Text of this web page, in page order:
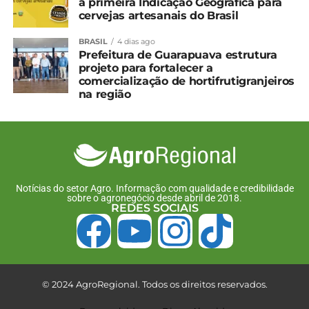
11 de fevereiro, 2025
Em "Paraná"
14 de dezembro, 2024
Prorrogado: Produtores
têm até 2026 para se
adequar à nova norma de
emissão da NFP-e
Em "Guarapuava"
TÓPICOS RELACIONADOS:
UP NEXT
Preços da laranja caem 20% em junho
Frango: Queda de preços em junho é a mais
intensa em 18 anos
cervejas artesanais do Brasil
BRASIL 4 dias ago
Prefeitura de Guarapuava estrutura
projeto para fortalecer a
comercialização de hortifrutigranjeiros
na região
Notícias do setor Agro. Informação com qualidade e credibilidade
sobre o agronegócio desde abril de 2018.
REDES SOCIAIS
© 2024 AgroRegional. Todos os direitos reservados.